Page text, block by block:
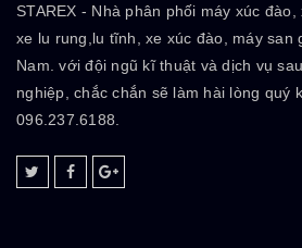
STAREX - Nhà phân phối máy xúc đào,
xe lu rung,lu tĩnh, xe xúc đào, máy san
Nam. với đội ngũ kĩ thuật và dịch vụ
nghiệp, chắc chắn sẽ làm hài lòng quý
096.237.6188.